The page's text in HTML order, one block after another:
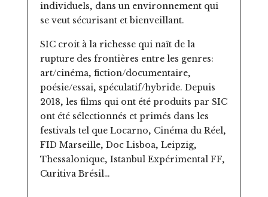
individuels, dans un environnement qui
se veut sécurisant et bienveillant.
SIC croit à la richesse qui naît de la
rupture des frontières entre les genres:
art/cinéma, fiction/documentaire,
poésie/essai, spéculatif/hybride. Depuis
2018, les films qui ont été produits par SIC
ont été sélectionnés et primés dans les
festivals tel que Locarno, Cinéma du Réel,
FID Marseille, Doc Lisboa, Leipzig,
Thessalonique, Istanbul Expérimental FF,
Curitiva Brésil…